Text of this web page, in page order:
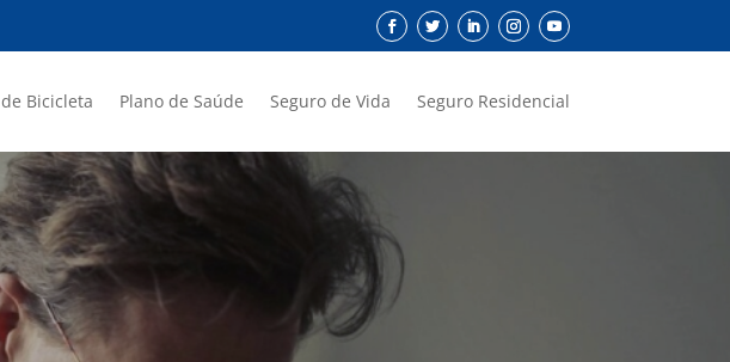
Bicicleta Plano de Saúde Seguro de Vida Seguro Residencial